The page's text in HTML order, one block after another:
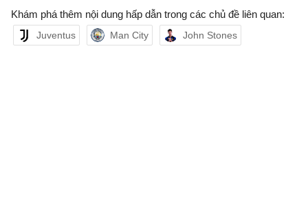
Khám phá thêm nội dung hấp dẫn trong các chủ đề liên quan:
Juventus Man City John Stones